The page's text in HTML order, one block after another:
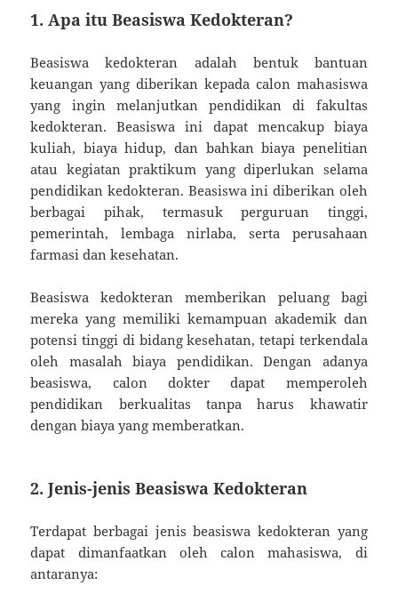
1. Apa itu Beasiswa Kedokteran?
Beasiswa kedokteran adalah bentuk bantuan
keuangan yang diberikan kepada calon mahasiswa
yang ingin melanjutkan pendidikan di fakultas
kedokteran. Beasiswa ini dapat mencakup biaya
kuliah, biaya hidup, dan bahkan biaya penelitian
atau kegiatan praktikum yang diperlukan selama
pendidikan kedokteran. Beasiswa ini diberikan oleh
berbagai pihak, termasuk perguruan tinggi,
pemerintah, lembaga nirlaba, serta perusahaan
farmasi dan kesehatan.
Beasiswa kedokteran memberikan peluang bagi
mereka yang memiliki kemampuan akademik dan
potensi tinggi di bidang kesehatan, tetapi terkendala
oleh masalah biaya pendidikan. Dengan adanya
beasiswa, calon dokter dapat memperoleh
pendidikan berkualitas tanpa harus khawatir
dengan biaya yang memberatkan.
2. Jenis-jenis Beasiswa Kedokteran
Terdapat berbagai jenis beasiswa kedokteran yang
dapat dimanfaatkan oleh calon mahasiswa, di
antaranya: